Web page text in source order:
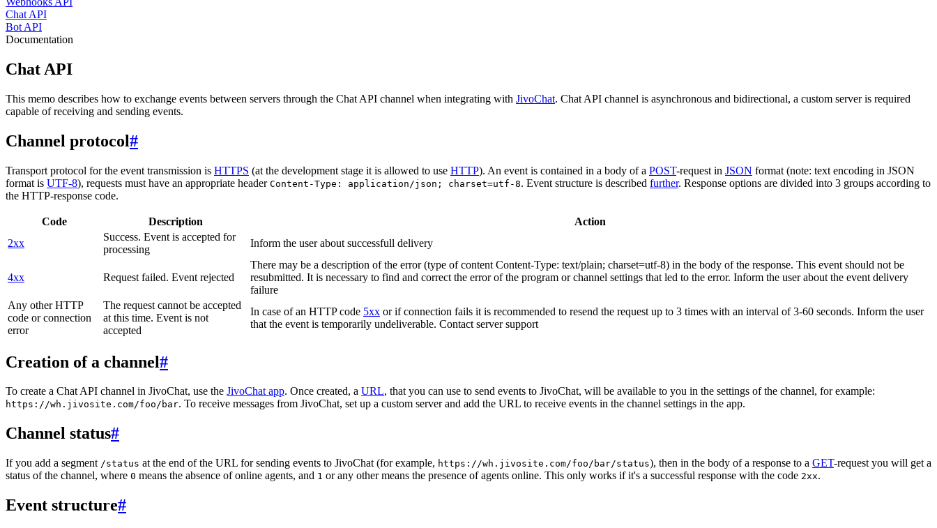
Chat API
Bot API
Documentation
Chat API
This memo describes how to exchange events between servers through the Chat API channel when integrating with JivoChat. Chat API channel is asynchronous and bidirectional, a custom server is required
capable of receiving and sending events.
Channel protocol#
Transport protocol for the event transmission is HTTPS (at the development stage it is allowed to use HTTP). An event is contained in a body of a POST-request in JSON format (note: text encoding in JSON
format is UTF-8), requests must have an appropriate header Content-Type: application/json; charset=utf-8. Event structure is described further. Response options are divided into 3 groups according to
the HTTP-response code.
Code Description
Action
2xx
Success. Event is accepted for
processing
Inform the user about successfull delivery
4xx Request failed. Event rejected
There may be a description of the error (type of content Content-Type: text/plain; charset=utf-8) in the body of the response. This event should not be
resubmitted. It is necessary to find and correct the error of the program or channel settings that led to the error. Inform the user about the event delivery
failure
Any other HTTP
code or connection
error
The request cannot be accepted
at this time. Event is not
accepted
In case of an HTTP code 5xx or if connection fails it is recommended to resend the request up to 3 times with an interval of 3-60 seconds. Inform the user
that the event is temporarily undeliverable. Contact server support
Creation of a channel#
To create a Chat API channel in JivoChat, use the JivoChat app. Once created, a URL, that you can use to send events to JivoChat, will be available to you in the settings of the channel, for example:
https://wh.jivosite.com/foo/bar. To receive messages from JivoChat, set up a custom server and add the URL to receive events in the channel settings in the app.
Channel status#
If you add a segment /status at the end of the URL for sending events to JivoChat (for example, https://wh.jivosite.com/foo/bar/status), then in the body of a response to a GET-request you will get a
status of the channel, where 0 means the absence of online agents, and 1 or any other means the presence of agents online. This only works if it's a successful response with the code 2xx.
Event structure#